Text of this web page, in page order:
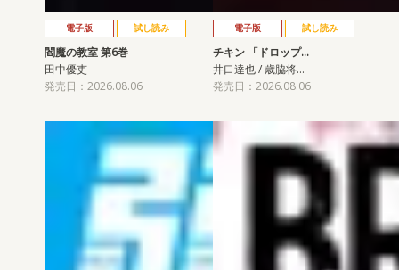
電子版 試し読み
閻魔の教室 第6巻
田中優吏
発売日：2026.08.06
電子版 試し読み
チキン 「ドロップ…
井口達也 / 歳脇将…
発売日：2026.08.06